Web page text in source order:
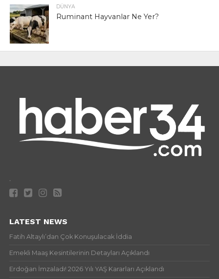
DÜNYA
Ruminant Hayvanlar Ne Yer?
.
LATEST NEWS
Fatih Altaylı’dan Çok Konuşulacak İddia
Emekli Maaş Kesintilerinin Detayları Açıklandı
Erdoğan İmzaladı! 2026 Yılı YAŞ Kararları Açıklandı